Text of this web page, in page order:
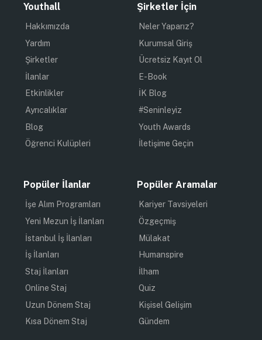
Youthall
Hakkımızda
Yardım
Şirketler
İlanlar
Etkinlikler
Ayrıcalıklar
Blog
Öğrenci Kulüpleri
Şirketler İçin
Neler Yaparız?
Kurumsal Giriş
Ücretsiz Kayıt Ol
E-Book
İK Blog
#Seninleyiz
Youth Awards
İletişime Geçin
Popüler İlanlar
İşe Alım Programları
Yeni Mezun İş İlanları
İstanbul İş İlanları
İş İlanları
Staj İlanları
Online Staj
Uzun Dönem Staj
Kısa Dönem Staj
Popüler Aramalar
Kariyer Tavsiyeleri
Özgeçmiş
Mülakat
Humanspire
İlham
Quiz
Kişisel Gelişim
Gündem